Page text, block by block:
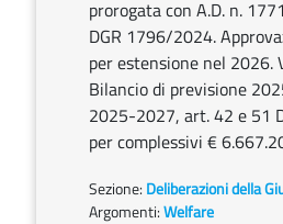
prorogata con A.D. n.
DGR 1796/2024.
per estensione nel 2026.
Bilancio di previsione
2025-2027, art. 42 e 51
per complessivi €
Sezione: Deliberazioni della
Argomenti:Welfare